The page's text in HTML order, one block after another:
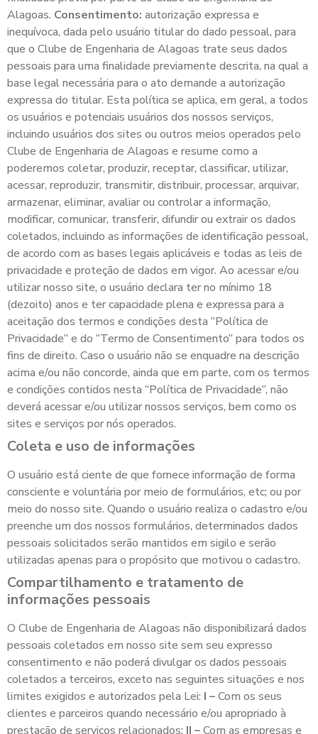
Alagoas. Consentimento: autorização expressa e
inequívoca, dada pelo usuário titular do dado pessoal, para
que o Clube de Engenharia de Alagoas trate seus dados
pessoais para uma finalidade previamente descrita, na qual a
base legal necessária para o ato demande a autorização
expressa do titular. Esta política se aplica, em geral, a todos
os usuários e potenciais usuários dos nossos serviços,
incluindo usuários dos sites ou outros meios operados pelo
Clube de Engenharia de Alagoas e resume como a
poderemos coletar, produzir, receptar, classificar, utilizar,
acessar, reproduzir, transmitir, distribuir, processar, arquivar,
armazenar, eliminar, avaliar ou controlar a informação,
modificar, comunicar, transferir, difundir ou extrair os dados
coletados, incluindo as informações de identificação pessoal,
de acordo com as bases legais aplicáveis e todas as leis de
privacidade e proteção de dados em vigor. Ao acessar e/ou
utilizar nosso site, o usuário declara ter no mínimo 18
(dezoito) anos e ter capacidade plena e expressa para a
aceitação dos termos e condições desta “Política de
Privacidade” e do “Termo de Consentimento” para todos os
fins de direito. Caso o usuário não se enquadre na descrição
acima e/ou não concorde, ainda que em parte, com os termos
e condições contidos nesta “Política de Privacidade”, não
deverá acessar e/ou utilizar nossos serviços, bem como os
sites e serviços por nós operados.
Coleta e uso de informações
O usuário está ciente de que fornece informação de forma
consciente e voluntária por meio de formulários, etc; ou por
meio do nosso site. Quando o usuário realiza o cadastro e/ou
preenche um dos nossos formulários, determinados dados
pessoais solicitados serão mantidos em sigilo e serão
utilizadas apenas para o propósito que motivou o cadastro.
Compartilhamento e tratamento de
informações pessoais
O Clube de Engenharia de Alagoas não disponibilizará dados
pessoais coletados em nosso site sem seu expresso
consentimento e não poderá divulgar os dados pessoais
coletados a terceiros, exceto nas seguintes situações e nos
limites exigidos e autorizados pela Lei: I –Com os seus
clientes e parceiros quando necessário e/ou apropriado à
prestação de serviços relacionados; II –Com as empresas e